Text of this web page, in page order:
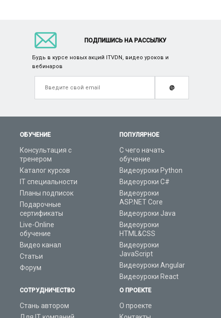
ОБУЧЕНИЕ
Консультация с
тренером
Каталог курсов
IT специальности
Планы подписок
Подарочные
сертификаты
Live-Online
обучение
Видео канал
Статьи
Форум
ПОПУЛЯРНОЕ
С чего начать
обучение
Видеоуроки Python
Видеоуроки C#
Видеоуроки
ASP.NET Core
Видеоуроки Java
Видеоуроки
HTML&CSS
Видеоуроки
JavaScript
Видеоуроки Angular
Видеоуроки React
СОТРУДНИЧЕСТВО
Стань автором
О ПРОЕКТЕ
О проекте
ПОДПИШИСЬ НА РАССЫЛКУ
Будь в курсе новых акций ITVDN, видео уроков и
вебинаров
@